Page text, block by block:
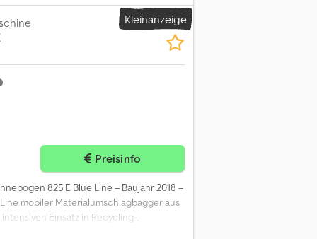
and quotations by Heinhuis, all
By any form of response you accept the
that you have taken note of these
Informationen = Dodpfx Abszm Ucqs Sjck
= Für mehr
Kleinanzeige
Preisinfo
825 E Blue Line – Baujahr 2018 –
mobiler Materialumschlagbagger aus
Einsatz in Recycling-,
einer erhöhten Maxcab-Kabine